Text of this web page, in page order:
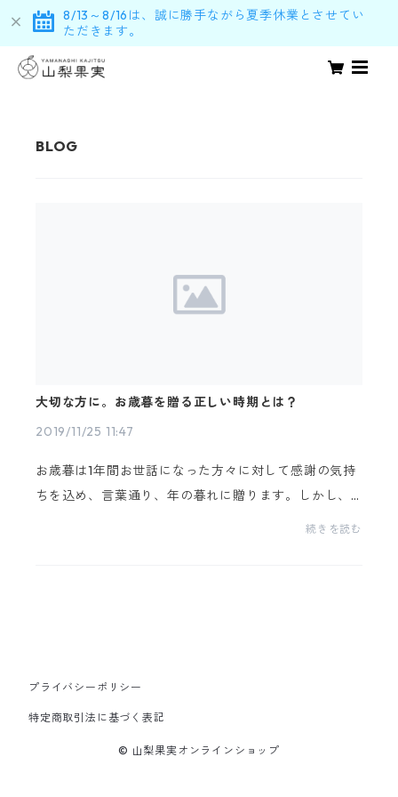
8/13～8/16は、誠に勝手ながら夏季休業とさせてい
ただきます。
大切な方に。お歳暮を贈る正しい時期とは？
2019/11/25 11:47
お歳暮は1年間お世話になった方々に対して感謝の気持
ちを込め、言葉通り、年の暮れに贈ります。しかし、
年末の忙しさに追われて準備を忘れ、年の暮れになっ
続きを読む
プライバシーポリシー
特定商取引法に基づく表記
© 山梨果実オンラインショップ